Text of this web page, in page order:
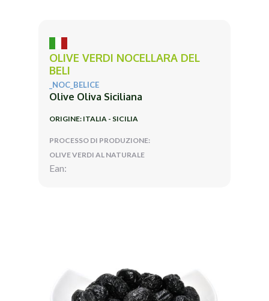
OLIVE VERDI NOCELLARA DEL
BELI
_NOC_BELICE
Olive Oliva Siciliana
ORIGINE: ITALIA - SICILIA
PROCESSO DI PRODUZIONE:
OLIVE VERDI AL NATURALE
Ean: